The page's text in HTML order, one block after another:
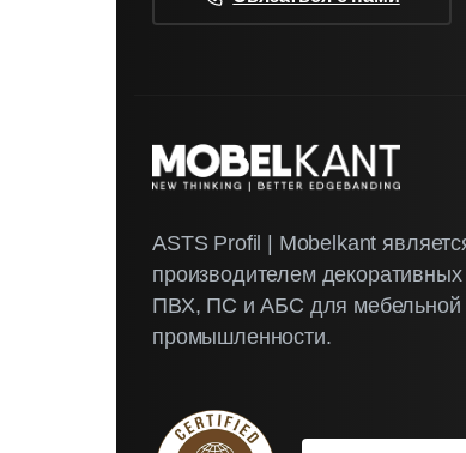
ASTS Profil | Mobelkant
производителем
ПВХ, ПС и АБС для мебельной
промышленности.